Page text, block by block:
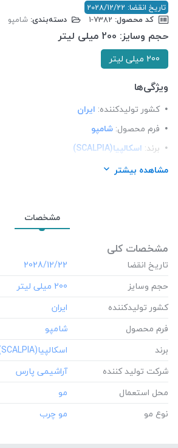
تاریخ انقضا: 2028/12/22
کد محصول:
دسته‌بندی: شامپو
حجم وسایز: 200 میلی لیتر
200 میلی لیتر
ویژگی‌ها
کشور تولید‎کننده:
ایران
فرم محصول: شامپو
برند: اسکالپیا(SCALPIA)
شرکت تولید کننده:
مشاهده بیشتر
مشخصات
مشخصات کلی
تاریخ انقضا
‎2028/12/22
حجم وسایز
‎200 میلی لیتر
کشور تولید‎کننده
فرم محصول
برند
شرکت تولید کننده
محل استعمال
نوع مو